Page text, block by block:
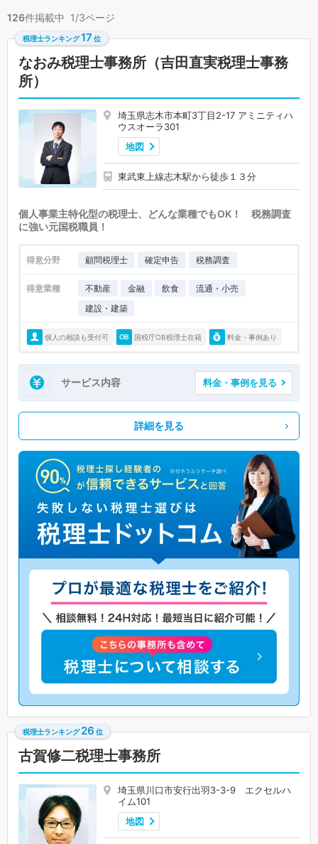
東松山市 (0) 羽生市 (0)
富士見市 (0) 三郷市 (0)
日高市 (0) 吉川市 (0) 白岡市 (0) 三芳町 (0) 毛呂山町 (0)
越生町 (0)
鳩山町 (0) ときがわ町 (0) 横瀬町 (0) 皆野町 (0) 長瀞町 (0)
小鹿野町 (0) 東秩父村 (0) 美里町 (0)
宮代町 (0) 松伏町 (0)
126件掲載中 1/3ページ
税理士ランキング17 位
なおみ税理士事務所（吉田直実税理士事務
所）
埼玉県志木市本町3丁目2-17 アミニティハ
ウスオーラ301
地図
東武東上線志木駅から徒歩１３分
個人事業主特化型の税理士、どんな業種でもOK！ 税務調査
に強い元国税職員！
得意分野 顧問税理士 確定申告 税務調査
得意業種 不動産 金融 飲食
流通・小売
建設・建築
個人の相談も受付可 国税庁OB税理士在籍 料金・事例あり
サービス内容 料金・事例を見る
詳細を見る
税理士ランキング 26 位
古賀修二税理士事務所
埼玉県川口市安行出羽3-3-9 エクセルハ
イム101
地図